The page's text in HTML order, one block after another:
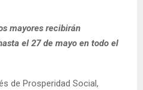
mayores recibirán
el 27 de mayo en todo el
de Prosperidad Social,